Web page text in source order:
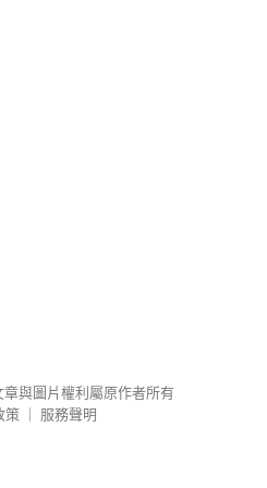
章與圖片權利屬原作者所有
策
服務聲明